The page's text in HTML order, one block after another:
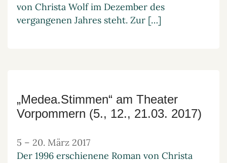
von Christa Wolf im Dezember des
vergangenen Jahres steht. Zur […]
„Medea.Stimmen“ am Theater
Vorpommern (5., 12., 21.03. 2017)
5 – 20. März 2017
Der 1996 erschienene Roman von Christa